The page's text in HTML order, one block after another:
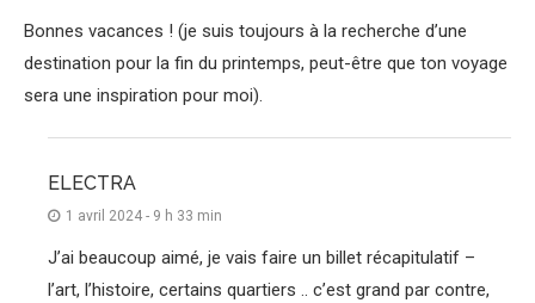
Bonnes vacances ! (je suis toujours à la recherche d’une
destination pour la fin du printemps, peut-être que ton voyage
sera une inspiration pour moi).
ELECTRA
1 avril 2024 - 9 h 33 min
J’ai beaucoup aimé, je vais faire un billet récapitulatif –
l’art, l’histoire, certains quartiers .. c’est grand par contre,